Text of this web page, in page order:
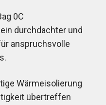
0C
durchdachter und
anspruchsvolle
Wärmeisolierung
übertreffen